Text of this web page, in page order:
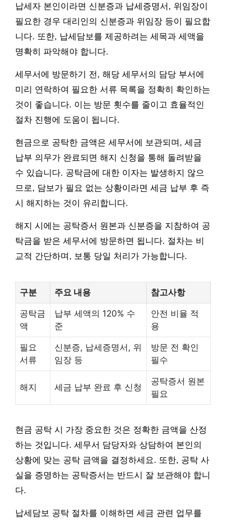
납세자 본인이라면 신분증과 납세증명서, 위임장이
필요한 경우 대리인의 신분증과 위임장 등이 필요합
니다. 또한, 납세담보를 제공하려는 세목과 세액을
명확히 파악해야 합니다.
세무서에 방문하기 전, 해당 세무서의 담당 부서에
미리 연락하여 필요한 서류 목록을 정확히 확인하는
것이 좋습니다. 이는 방문 횟수를 줄이고 효율적인
절차 진행에 도움이 됩니다.
현금으로 공탁한 금액은 세무서에 보관되며, 세금
납부 의무가 완료되면 해지 신청을 통해 돌려받을
수 있습니다. 공탁금에 대한 이자는 발생하지 않으
므로, 담보가 필요 없는 상황이라면 세금 납부 후 즉
시 해지하는 것이 유리합니다.
해지 시에는 공탁증서 원본과 신분증을 지참하여 공
탁금을 받은 세무서에 방문하면 됩니다. 절차는 비
교적 간단하며, 보통 당일 처리가 가능합니다.
구분 주요 내용 참고사항
공탁금
액
납부 세액의 120% 수
준
안전 비율 적
용
필요
서류
신분증, 납세증명서, 위
임장 등
방문 전 확인
필수
해지 세금 납부 완료 후 신청
공탁증서 원본
필요
현금 공탁 시 가장 중요한 것은 정확한 금액을 산정
하는 것입니다. 세무서 담당자와 상담하여 본인의
상황에 맞는 공탁 금액을 결정하세요. 또한, 공탁 사
실을 증명하는 공탁증서는 반드시 잘 보관해야 합니
다.
납세담보 공탁 절차를 이해하면 세금 관련 업무를